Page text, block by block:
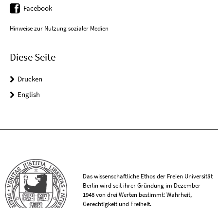
Facebook
Hinweise zur Nutzung sozialer Medien
Diese Seite
Drucken
English
Das wissenschaftliche Ethos der Freien Universität
Berlin wird seit ihrer Gründung im Dezember
1948 von drei Werten bestimmt: Wahrheit,
Gerechtigkeit und Freiheit.